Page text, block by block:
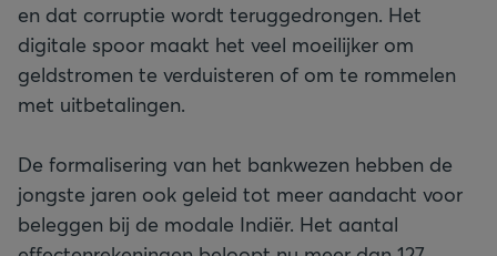
en dat corruptie wordt teruggedrongen. Het
digitale spoor maakt het veel moeilijker om
geldstromen te verduisteren of om te rommelen
met uitbetalingen.
De formalisering van het bankwezen hebben de
jongste jaren ook geleid tot meer aandacht voor
beleggen bij de modale Indiër. Het aantal